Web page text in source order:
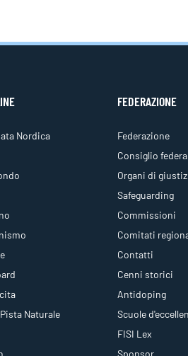
Nordica
Naturale
FEDERAZIONE
Federazione
Consiglio
Organi di
Safeguarding
Commissioni
Comitati
Contatti
Cenni storici
Antidoping
Scuole
FISI Lex